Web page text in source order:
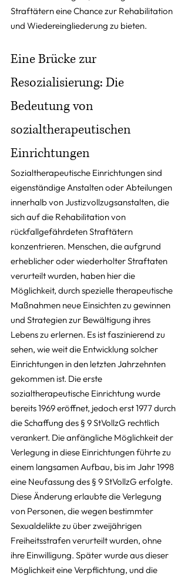
Straftätern eine Chance zur Rehabilitation
und Wiedereingliederung zu bieten.
Eine Brücke zur
Resozialisierung: Die
Bedeutung von
sozialtherapeutischen
Einrichtungen
Sozialtherapeutische Einrichtungen sind
eigenständige Anstalten oder Abteilungen
innerhalb von Justizvollzugsanstalten, die
sich auf die Rehabilitation von
rückfallgefährdeten Straftätern
konzentrieren. Menschen, die aufgrund
erheblicher oder wiederholter Straftaten
verurteilt wurden, haben hier die
Möglichkeit, durch spezielle therapeutische
Maßnahmen neue Einsichten zu gewinnen
und Strategien zur Bewältigung ihres
Lebens zu erlernen. Es ist faszinierend zu
sehen, wie weit die Entwicklung solcher
Einrichtungen in den letzten Jahrzehnten
gekommen ist. Die erste
sozialtherapeutische Einrichtung wurde
bereits 1969 eröffnet, jedoch erst 1977 durch
die Schaffung des § 9 StVollzG rechtlich
verankert. Die anfängliche Möglichkeit der
Verlegung in diese Einrichtungen führte zu
einem langsamen Aufbau, bis im Jahr 1998
eine Neufassung des § 9 StVollzG erfolgte.
Diese Änderung erlaubte die Verlegung
von Personen, die wegen bestimmter
Sexualdelikte zu über zweijährigen
Freiheitsstrafen verurteilt wurden, ohne
ihre Einwilligung. Später wurde aus dieser
Möglichkeit eine Verpflichtung, und die